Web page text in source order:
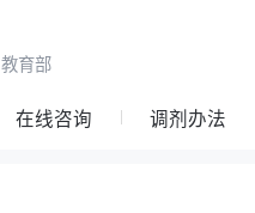
教育部
在线咨询 调剂办法